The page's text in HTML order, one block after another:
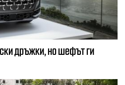
дръжки, но шефът ги